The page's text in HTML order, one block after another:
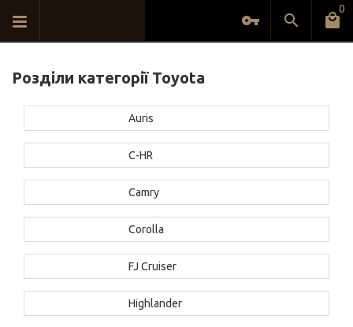
0
Розділи категорії Toyota
Auris
C-HR
Camry
Corolla
FJ Cruiser
Highlander